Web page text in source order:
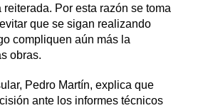
Por esta razón se toma
que se sigan realizando
compliquen aún más la
obras.
Pedro Martín, explica que
ante los informes técnicos